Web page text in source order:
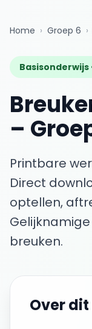
Home › Groep 6 ›
Basisonderwijs
–
Printbare
Direct
optellen,
breuken.
Over